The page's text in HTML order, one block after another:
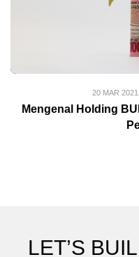
20 MAR 2021
Mengenal Holding
LET’S